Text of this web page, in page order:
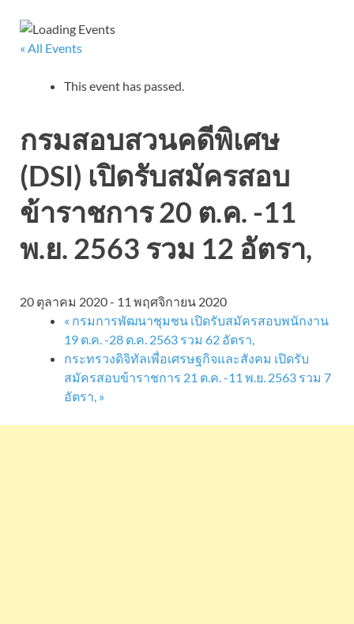
« All Events
This event has passed.
กรมสอบสวนคดีพิเศษ
(DSI) เปิดรับสมัครสอบ
ข้าราชการ 20 ต.ค. -11
พ.ย. 2563 รวม 12 อัตรา,
20 ตุลาคม 2020- 11 พฤศจิกายน 2020
« กรมการพัฒนาชุมชน เปิดรับสมัครสอบพนักงาน
19 ต.ค. -28 ต.ค. 2563 รวม 62 อัตรา,
กระทรวงดิจิทัลเพื่อเศรษฐกิจและสังคม เปิดรับ
สมัครสอบข้าราชการ 21 ต.ค. -11 พ.ย. 2563 รวม 7
อัตรา, »